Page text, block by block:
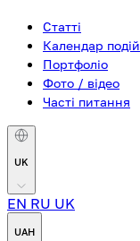
Статті
Календар подій
Портфоліо
Фото / відео
Часті питання
UK
EN RU UK
UAH